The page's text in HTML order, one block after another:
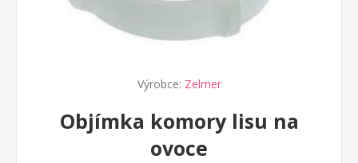
Výrobce: Zelmer
Objímka komory lisu na
ovoce